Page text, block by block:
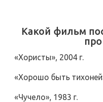
Какой фильм
«Хористы», 2004 г.
«Хорошо быть
«Чучело», 1983 г.